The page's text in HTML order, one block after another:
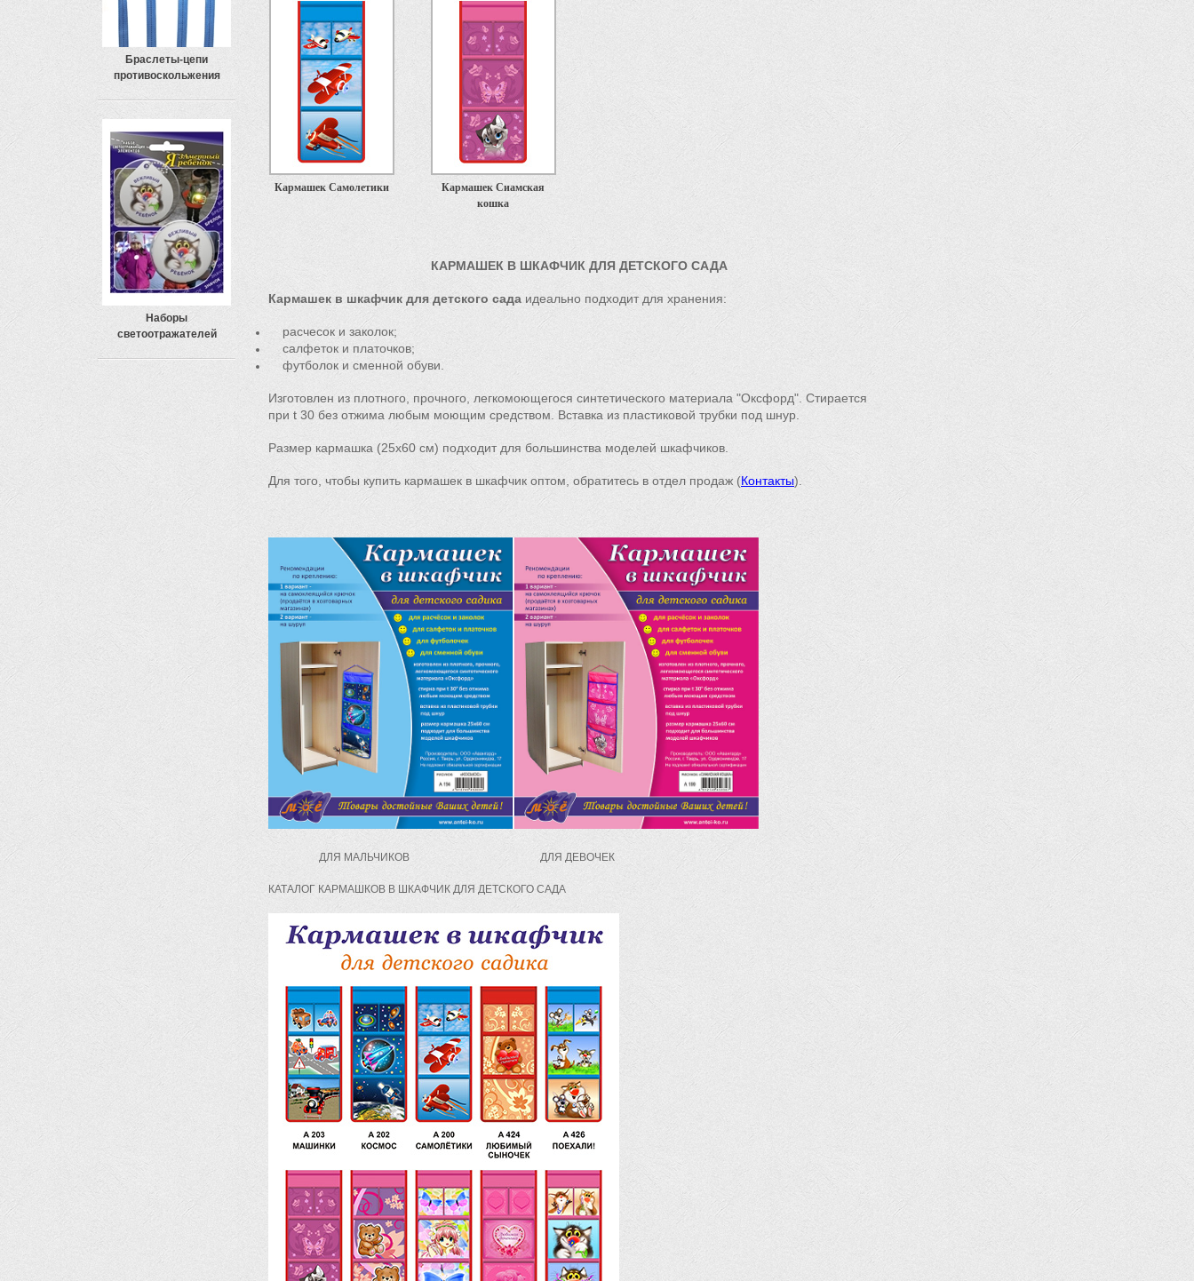
Кармашек Самолетики
Кармашек Сиамская
кошка
КАРМАШЕК В ШКАФЧИК ДЛЯ ДЕТСКОГО САДА
Кармашек в шкафчик для детского сада идеально подходит для хранения:
расчесок и заколок;
салфеток и платочков;
футболок и сменной обуви.
Изготовлен из плотного, прочного, легкомоющегося синтетического материала "Оксфорд". Стирается
при t 30 без отжима любым моющим средством. Вставка из пластиковой трубки под шнур.
Размер кармашка (25х60 см) подходит для большинства моделей шкафчиков.
Для того, чтобы купить кармашек в шкафчик оптом, обратитесь в отдел продаж (Контакты).
ДЛЯ МАЛЬЧИКОВ ДЛЯ ДЕВОЧЕК
КАТАЛОГ КАРМАШКОВ В ШКАФЧИК ДЛЯ ДЕТСКОГО САДА
Браслеты-цепи
противоскольжения
Наборы
светоотражателей